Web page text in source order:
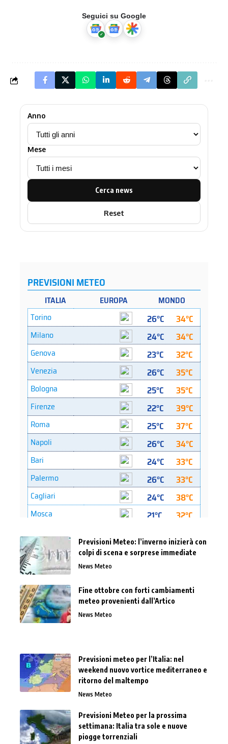
Seguici su Google
Anno
Mese
Cerca news
Reset
Previsioni Meteo: l’inverno inizierà con
colpi di scena e sorprese immediate
News Meteo
Fine ottobre con forti cambiamenti
meteo provenienti dall’Artico
News Meteo
Previsioni meteo per l’Italia: nel
weekend nuovo vortice mediterraneo e
ritorno del maltempo
News Meteo
Previsioni Meteo per la prossima
settimana: Italia tra sole e nuove
piogge torrenziali